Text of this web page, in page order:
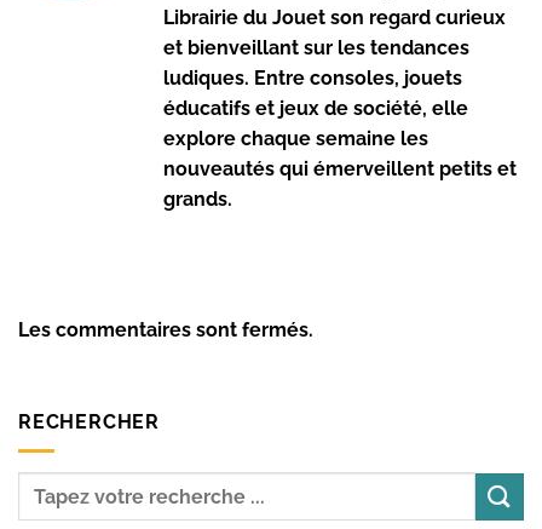
Librairie du Jouet son regard curieux
et bienveillant sur les tendances
ludiques. Entre consoles, jouets
éducatifs et jeux de société, elle
explore chaque semaine les
nouveautés qui émerveillent petits et
grands.
Les commentaires sont fermés.
RECHERCHER